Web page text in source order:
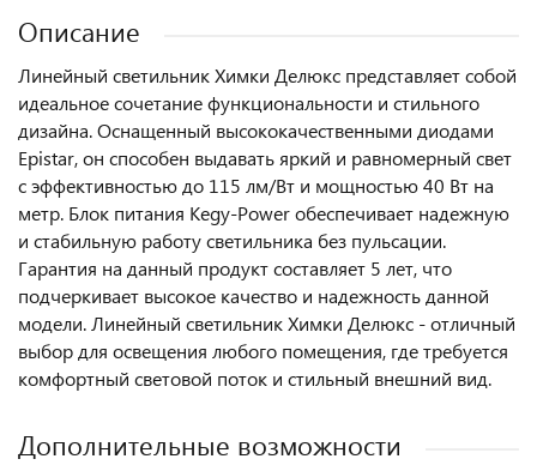
Описание
Линейный светильник Химки Делюкс представляет собой
идеальное сочетание функциональности и стильного
дизайна. Оснащенный высококачественными диодами
Epistar, он способен выдавать яркий и равномерный свет
с эффективностью до 115 лм/Вт и мощностью 40 Вт на
метр. Блок питания Kegy-Power обеспечивает надежную
и стабильную работу светильника без пульсации.
Гарантия на данный продукт составляет 5 лет, что
подчеркивает высокое качество и надежность данной
модели. Линейный светильник Химки Делюкс - отличный
выбор для освещения любого помещения, где требуется
комфортный световой поток и стильный внешний вид.
Дополнительные возможности